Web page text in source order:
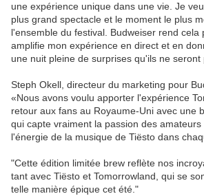
une expérience unique dans une vie. Je
plus grand spectacle et le moment le plus
l'ensemble du festival. Budweiser rend cela
amplifie mon expérience en direct et en
une nuit pleine de surprises qu'ils ne
Steph Okell, directeur du marketing pour
«Nous avons voulu apporter l'expérience
retour aux fans au Royaume-Uni avec une
qui capte vraiment la passion des
l'énergie de la musique de Tiësto dans
"Cette édition limitée brew reflète nos
tant avec Tiësto et Tomorrowland, qui se
telle manière épique cet été."